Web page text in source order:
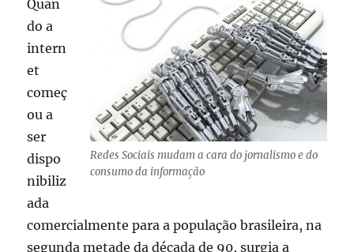
Redes Sociais mudam a cara do jornalismo e do
consumo da informação
Quan
do a
intern
et
começ
ou a
ser
dispo
nibiliz
ada
comercialmente para a população brasileira, na
segunda metade da década de 90, surgia a